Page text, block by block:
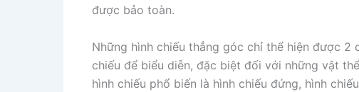
được bảo toàn.
Những hình chiếu thẳng góc chỉ thể hiện được 2
chiếu để biểu diễn, đặc biệt đối với những vật
hình chiếu phổ biến là hình chiếu đứng, hình